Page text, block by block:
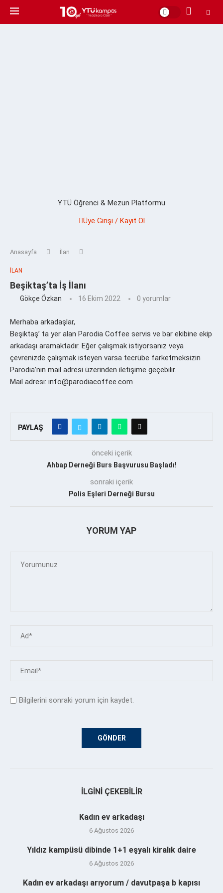
YTÜ Öğrenci & Mezun Platformu
Üye Girişi / Kayıt Ol
Anasayfa İlan
İLAN
Beşiktaş’ta İş İlanı
Gökçe Özkan 16 Ekim 2022 0 yorumlar
Merhaba arkadaşlar,
Beşiktaş’ ta yer alan Parodia Coffee servis ve bar ekibine ekip
arkadaşı aramaktadır. Eğer çalışmak istiyorsanız veya
çevrenizde çalışmak isteyen varsa tecrübe farketmeksizin
Parodia’nın mail adresi üzerinden iletişime geçebilir.
Mail adresi: info@parodiacoffee.com
PAYLAŞ
önceki içerik
Ahbap Derneği Burs Başvurusu Başladı!
sonraki içerik
Polis Eşleri Derneği Bursu
YORUM YAP
Bilgilerini sonraki yorum için kaydet.
İLGINI ÇEKEBILIR
Kadın ev arkadaşı
6 Ağustos 2026
Yıldız kampüsü dibinde 1+1 eşyalı kiralık daire
6 Ağustos 2026
Kadın ev arkadaşı arıyorum / davutpaşa b kapısı